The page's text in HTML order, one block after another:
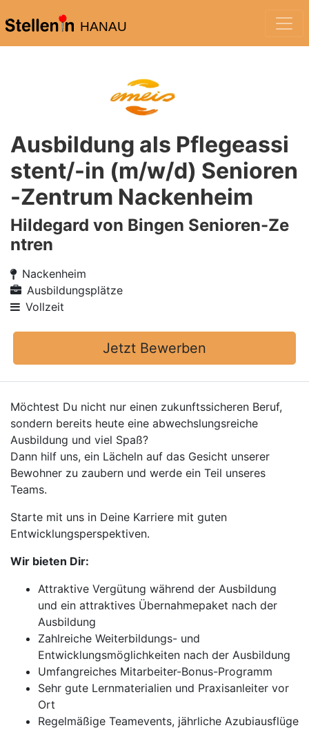
HANAU
Ausbildung als Pflegeassi
stent/-in (m/w/d) Senioren
-Zentrum Nackenheim
Hildegard von Bingen Senioren-Ze
ntren
Nackenheim
Ausbildungsplätze
Vollzeit
Jetzt Bewerben
Möchtest Du nicht nur einen zukunftssicheren Beruf,
sondern bereits heute eine abwechslungsreiche
Ausbildung und viel Spaß?
Dann hilf uns, ein Lächeln auf das Gesicht unserer
Bewohner zu zaubern und werde ein Teil unseres
Teams.
Starte mit uns in Deine Karriere mit guten
Entwicklungsperspektiven.
Wir bieten Dir:
Attraktive Vergütung während der Ausbildung
und ein attraktives Übernahmepaket nach der
Ausbildung
Zahlreiche Weiterbildungs- und
Entwicklungsmöglichkeiten nach der Ausbildung
Umfangreiches Mitarbeiter-Bonus-Programm
Sehr gute Lernmaterialien und Praxisanleiter vor
Ort
Regelmäßige Teamevents, jährliche Azubiausflüge